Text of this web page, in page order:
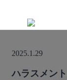
2025.1.29
ハラスメン